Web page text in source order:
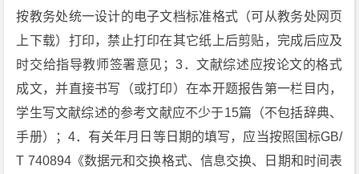
按教务处统一设计的电子文档标准格式（可从教务处网页
上下载）打印，禁止打印在其它纸上后剪贴，完成后应及
时交给指导教师签署意见；3．文献综述应按论文的格式
成文，并直接书写（或打印）在本开题报告第一栏目内，
学生写文献综述的参考文献应不少于15篇（不包括辞典、
手册）；4．有关年月日等日期的填写，应当按照国标GB/
T 740894《数据元和交换格式、信息交换、日期和时间表